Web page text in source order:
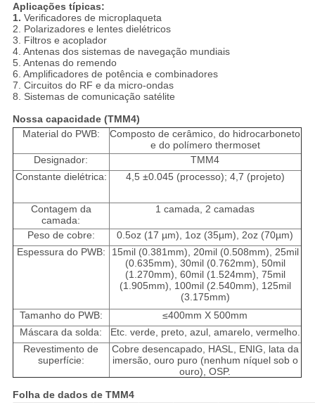
Aplicações típicas:
1. Verificadores de microplaqueta
2. Polarizadores e lentes dielétricos
3. Filtros e acoplador
4. Antenas dos sistemas de navegação mundiais
5. Antenas do remendo
6. Amplificadores de potência e combinadores
7. Circuitos do RF e da micro-ondas
8. Sistemas de comunicação satélite
Nossa capacidade (TMM4)
Material do PWB:
Composto de cerâmico, do hidrocarboneto
e do polímero thermoset
Designador:
TMM4
Constante dielétrica:
4,5 ±0.045 (processo); 4,7 (projeto)
Contagem da
camada:
1 camada, 2 camadas
Peso de cobre:
0.5oz (17 µm), 1oz (35µm), 2oz (70µm)
Espessura do PWB:
15mil (0.381mm), 20mil (0.508mm), 25mil
(0.635mm), 30mil (0.762mm), 50mil
(1.270mm), 60mil (1.524mm), 75mil
(1.905mm), 100mil (2.540mm), 125mil
(3.175mm)
Tamanho do PWB:
≤400mm X 500mm
Máscara da solda:
Etc. verde, preto, azul, amarelo, vermelho.
Revestimento de
superfície:
Cobre desencapado, HASL, ENIG, lata da
imersão, ouro puro (nenhum níquel sob o
ouro), OSP.
Folha de dados de TMM4